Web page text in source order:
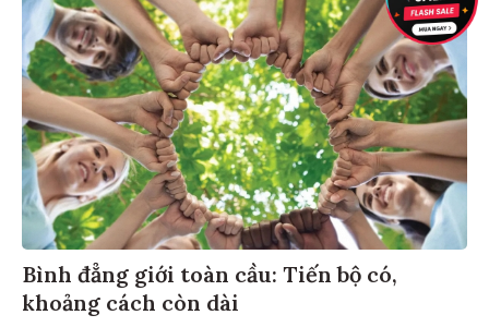
Bình đẳng giới toàn cầu: Tiến bộ có,
khoảng cách còn dài